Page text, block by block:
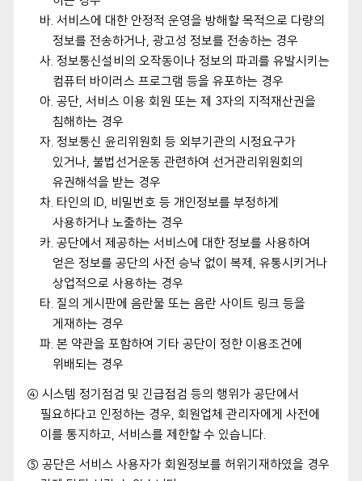
바. 서비스에 대한 안정적 운영을 방해할 목적으로 다량의
정보를 전송하거나, 광고성 정보를 전송하는 경우
사. 정보통신설비의 오작동이나 정보의 파괴를 유발시키는
컴퓨터 바이러스 프로그램 등을 유포하는 경우
아. 공단, 서비스 이용 회원 또는 제 3자의 지적재산권을
침해하는 경우
자. 정보통신 윤리위원회 등 외부기관의 시정요구가
있거나, 불법선거운동 관련하여 선거관리위원회의
유권해석을 받는 경우
차. 타인의 ID, 비밀번호 등 개인정보를 부정하게
사용하거나 노출하는 경우
카. 공단에서 제공하는 서비스에 대한 정보를 사용하여
얻은 정보를 공단의 사전 승낙 없이 복제, 유통시키거나
상업적으로 사용하는 경우
타. 질의 게시판에 음란물 또는 음란 사이트 링크 등을
게재하는 경우
파. 본 약관을 포함하여 기타 공단이 정한 이용조건에
위배되는 경우
④ 시스템 정기점검 및 긴급점검 등의 행위가 공단에서
필요하다고 인정하는 경우, 회원업체 관리자에게 사전에
이를 통지하고, 서비스를 제한할 수 있습니다.
⑤ 공단은 서비스 사용자가 회원정보를 허위기재하였을 경우